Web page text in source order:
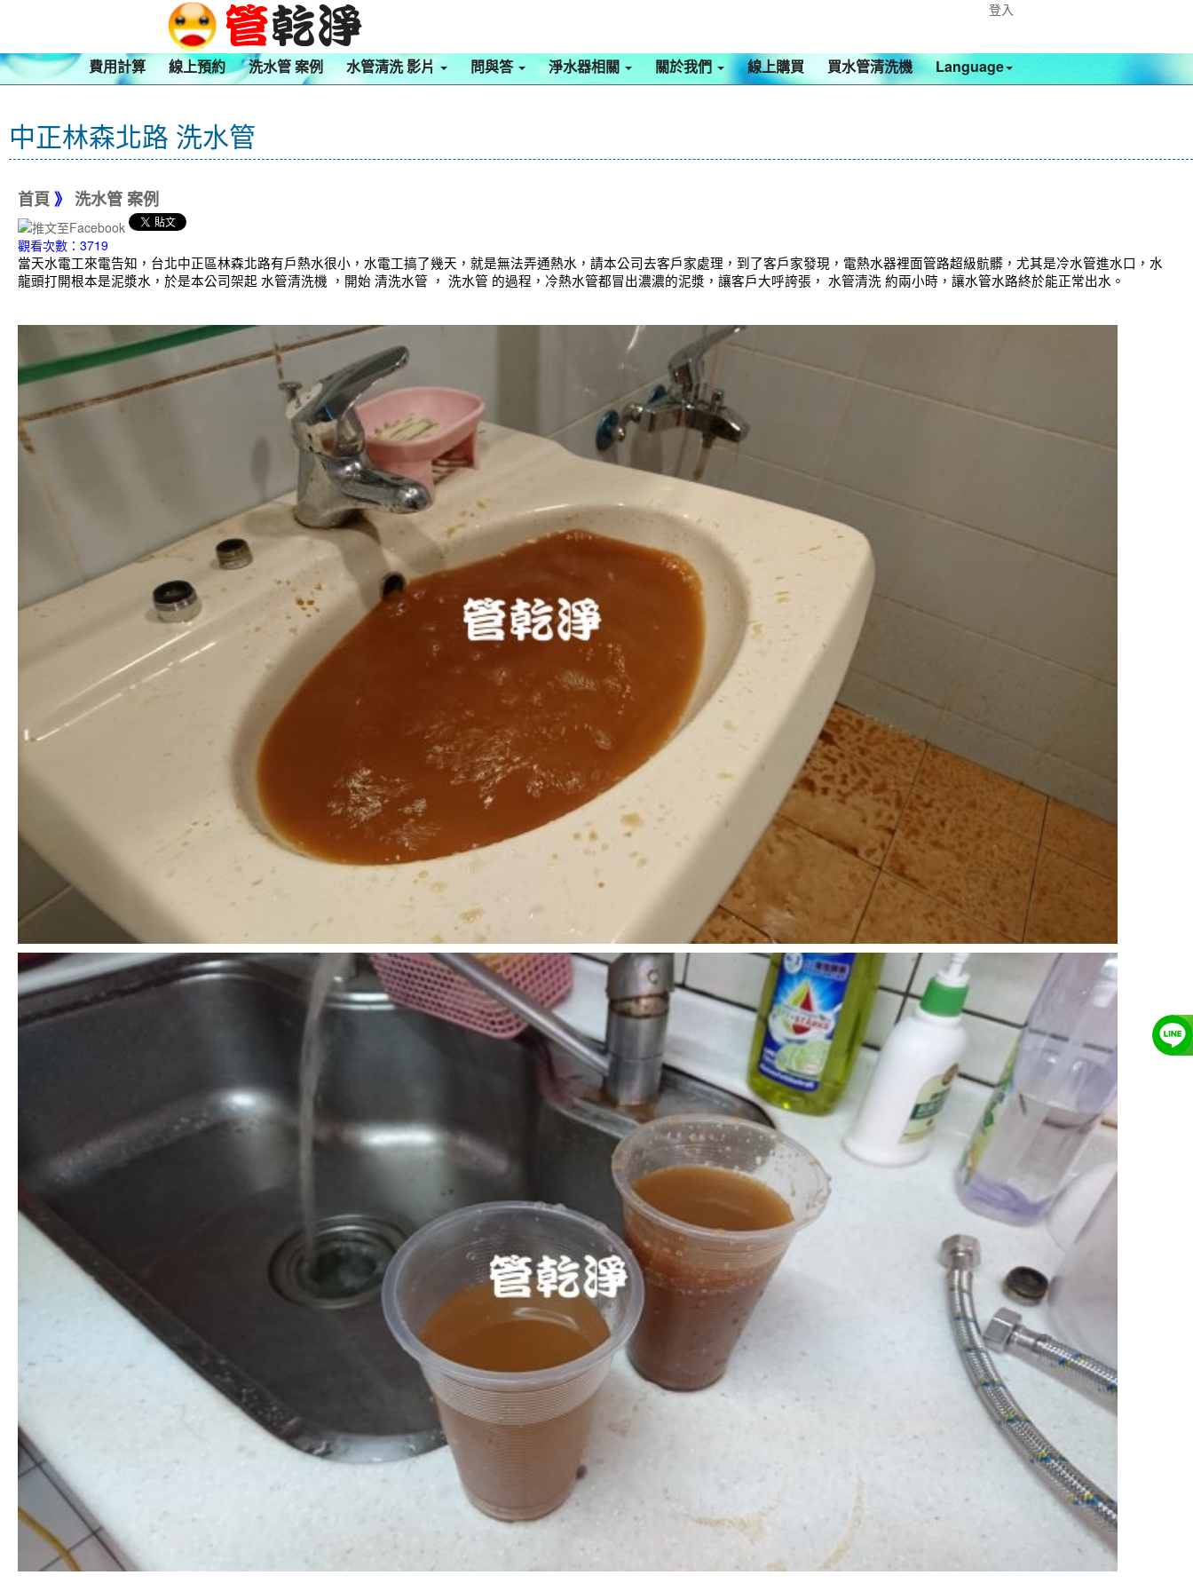
登入
費用計算 線上預約 洗水管 案例 水管清洗 影片 問與答 淨水器相關 關於我們 線上購買 買水管清洗機 Language
中正林森北路 洗水管
首頁 》 洗水管 案例
觀看次數：3719
當天水電工來電告知，台北中正區林森北路有戶熱水很小，水電工搞了幾天，就是無法弄通熱水，請本公司去客戶家處理，到了客戶家發現，電熱水器裡面管路超級骯髒，尤其是冷水管進水口，水
龍頭打開根本是泥漿水，於是本公司架起 水管清洗機 ，開始 清洗水管 ， 洗水管 的過程，冷熱水管都冒出濃濃的泥漿，讓客戶大呼誇張， 水管清洗 約兩小時，讓水管水路終於能正常出水。